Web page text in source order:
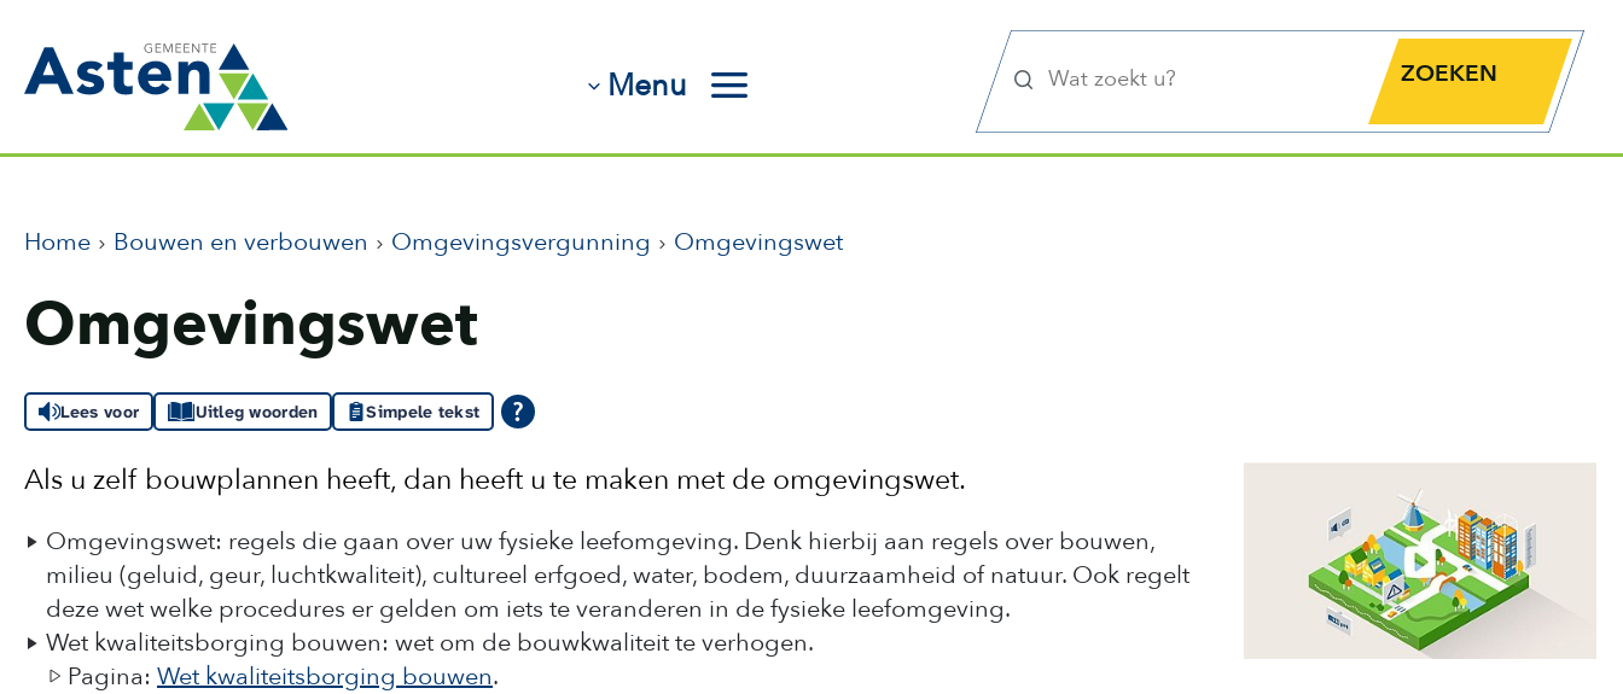
Menu
Zoekknop
Home Bouwen en verbouwen Omgevingsvergunning Omgevingswet
Omgevingswet
Lees voor Uitleg woorden Simpele tekst
Als u zelf bouwplannen heeft, dan heeft u te maken met de omgevingswet.
Omgevingswet: regels die gaan over uw fysieke leefomgeving. Denk hierbij aan regels over bouwen,
milieu (geluid, geur, luchtkwaliteit), cultureel erfgoed, water, bodem, duurzaamheid of natuur. Ook regelt
deze wet welke procedures er gelden om iets te veranderen in de fysieke leefomgeving.
Wet kwaliteitsborging bouwen: wet om de bouwkwaliteit te verhogen.
Pagina: Wet kwaliteitsborging bouwen.